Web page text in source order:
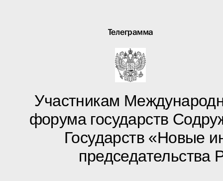
Телеграмма
Участникам
форума государств
Государств «Новые
председательства